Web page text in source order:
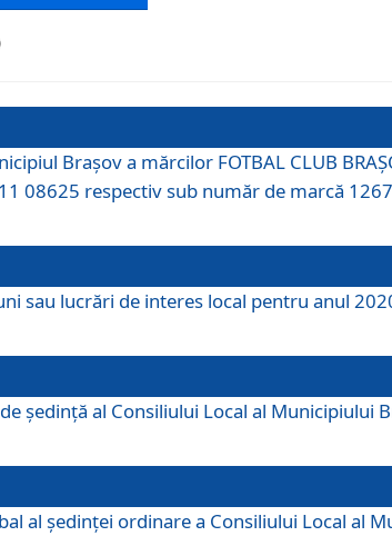
Brașov a mărcilor FOTBAL CLUB
08625 respectiv sub număr de marcă
sau lucrări de interes local pentru anul
şedinţă al Consiliului Local al Municipiului
al şedinţei ordinare a Consiliului Local al